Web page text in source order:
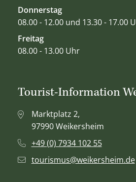
Donnerstag
08.00 - 12.00 und 13.30 - 17.00
Freitag
08.00 - 13.00 Uhr
Tourist-Information
Marktplatz 2,
97990 Weikersheim
+49 (0) 7934 102 55
tourismus@weikersheim.de